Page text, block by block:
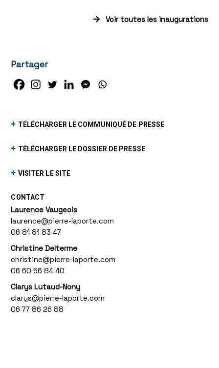
Voir toutes les inaugurations
Partager
+ TÉLÉCHARGER LE COMMUNIQUÉ DE PRESSE
+ TÉLÉCHARGER LE DOSSIER DE PRESSE
+ VISITER LE SITE
CONTACT
Laurence Vaugeois
laurence@pierre-laporte.com
06 81 81 83 47
Christine Delterme
christine@pierre-laporte.com
06 60 56 84 40
Clarys Lutaud-Nony
clarys@pierre-laporte.com
06 77 86 26 88